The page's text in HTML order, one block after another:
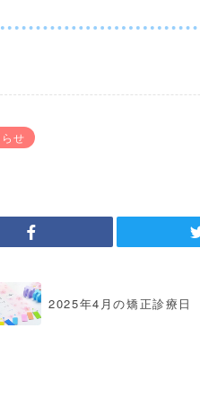
せ
2025年4月の矯正診療日